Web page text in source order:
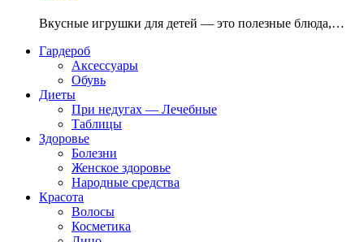
Вкусные игрушки для детей — это полезные блюда,…
Гардероб
Аксессуары
Обувь
Диеты
При недугах — Лечебные
Таблицы
Здоровье
Болезни
Женское здоровье
Народные средства
Красота
Волосы
Косметика